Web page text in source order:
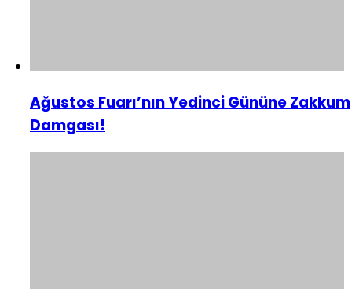
Ağustos Fuarı’nın Yedinci Gününe Zakkum
Damgası!